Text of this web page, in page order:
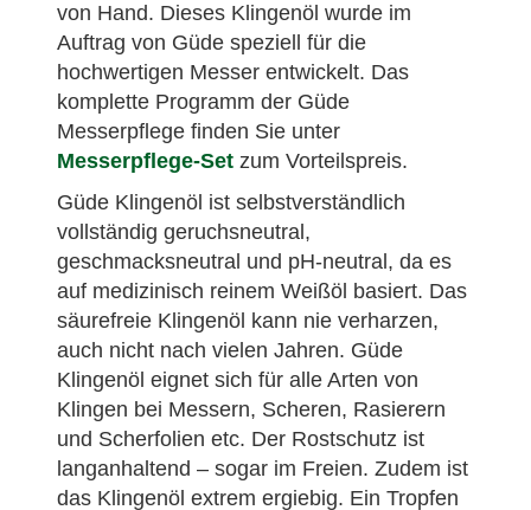
von Hand. Dieses Klingenöl wurde im
Auftrag von Güde speziell für die
hochwertigen Messer entwickelt. Das
komplette Programm der Güde
Messerpflege finden Sie unter
Messerpflege-Set zum Vorteilspreis.
Güde Klingenöl ist selbstverständlich
vollständig geruchsneutral,
geschmacksneutral und pH-neutral, da es
auf medizinisch reinem Weißöl basiert. Das
säurefreie Klingenöl kann nie verharzen,
auch nicht nach vielen Jahren. Güde
Klingenöl eignet sich für alle Arten von
Klingen bei Messern, Scheren, Rasierern
und Scherfolien etc. Der Rostschutz ist
langanhaltend – sogar im Freien. Zudem ist
das Klingenöl extrem ergiebig. Ein Tropfen